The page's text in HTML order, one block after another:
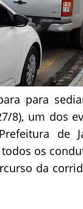
para
8), um dos
de
os
da